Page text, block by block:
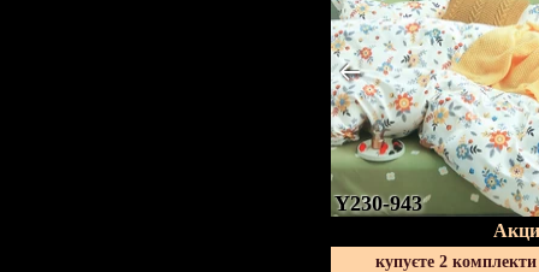
Y230-943
купуєте 2